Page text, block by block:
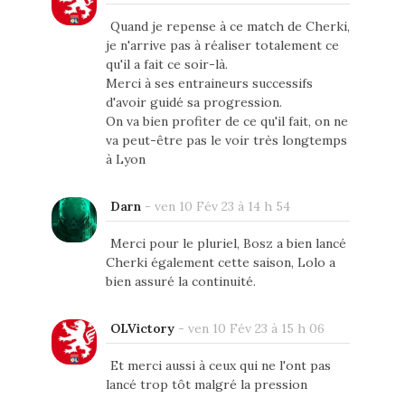
Quand je repense à ce match de Cherki,
je n'arrive pas à réaliser totalement ce
qu'il a fait ce soir-là.
Merci à ses entraineurs successifs
d'avoir guidé sa progression.
On va bien profiter de ce qu'il fait, on ne
va peut-être pas le voir très longtemps
à Lyon
Darn- ven 10 Fév 23 à 14 h 54
Merci pour le pluriel, Bosz a bien lancé
Cherki également cette saison, Lolo a
bien assuré la continuité.
OLVictory- ven 10 Fév 23 à 15 h 06
Et merci aussi à ceux qui ne l'ont pas
lancé trop tôt malgré la pression